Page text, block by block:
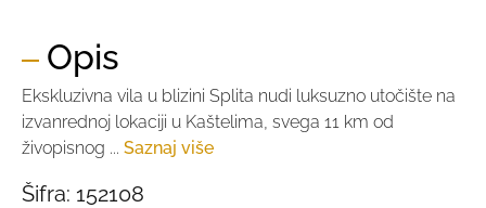
Opis
Ekskluzivna vila u blizini Splita nudi luksuzno utočište na
izvanrednoj lokaciji u Kaštelima, svega 11 km od
živopisnog ... Saznaj više
Šifra: 152108